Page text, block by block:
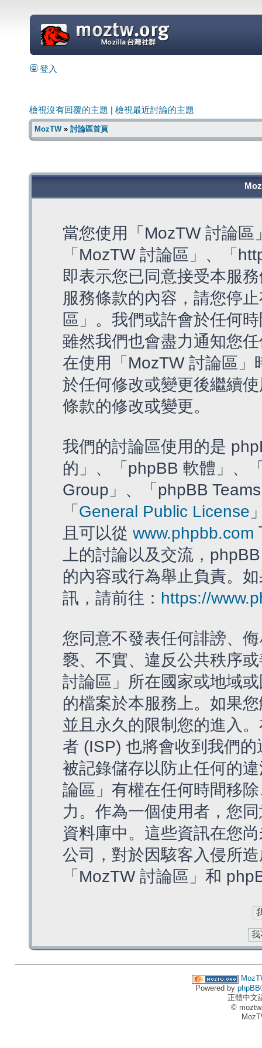
=
登入
檢視沒有回覆的主題 檢視最近討論的主題
MozTW» 討論區首頁
當您使用「MozTW 討論
「MozTW 討論區」、「
即表示您已同意接受本服
服務條款的內容，請您停
區」。我們或許會於任何
雖然我們也會盡力通知您
在使用「MozTW 討論區
於任何修改或變更後繼續
條款的修改或變更。
我們的討論區使用的是
的」、「phpBB 軟體」、
Group」、「phpBB
「 General Public License
且可以從 www.phpbb.com
上的討論以及交流，
的內容或行為舉止負責。
訊，請前往： https://
您同意不發表任何誹謗、
褻、不實、違反公共秩序
討論區」所在國家或地域
的檔案於本服務上。如果
並且永久的限制您的進入
者 (ISP) 也將會收到我們
被記錄儲存以防止任何的
論區」有權在任何時間移
力。作為一個使用者，您
資料庫中。這些資訊在您
公司，對於因駭客入侵所
「MozTW 討論區」和
Powered by phpBB
正體中文
©